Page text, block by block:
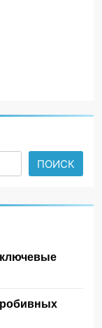
ПОИСК
ключевые